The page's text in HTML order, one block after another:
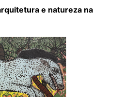
e natureza na